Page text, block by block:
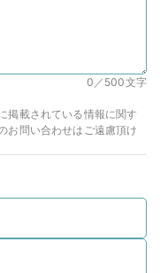
0／500文字
掲載されている情報に関す
お問い合わせはご遠慮頂け